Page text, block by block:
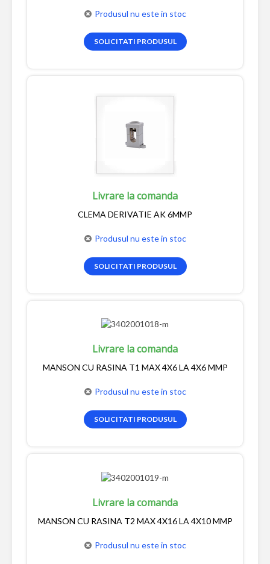
Produsul nu este in stoc
SOLICITATI PRODUSUL
Livrare la comanda
CLEMA DERIVATIE AK 6MMP
Produsul nu este in stoc
SOLICITATI PRODUSUL
Livrare la comanda
MANSON CU RASINA T1 MAX 4X6 LA 4X6 MMP
Produsul nu este in stoc
SOLICITATI PRODUSUL
Livrare la comanda
MANSON CU RASINA T2 MAX 4X16 LA 4X10 MMP
Produsul nu este in stoc